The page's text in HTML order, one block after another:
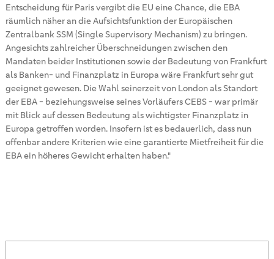
Entscheidung für Paris vergibt die EU eine Chance, die EBA
räumlich näher an die Aufsichtsfunktion der Europäischen
Zentralbank SSM (Single Supervisory Mechanism) zu bringen.
Angesichts zahlreicher Überschneidungen zwischen den
Mandaten beider Institutionen sowie der Bedeutung von Frankfurt
als Banken- und Finanzplatz in Europa wäre Frankfurt sehr gut
geeignet gewesen. Die Wahl seinerzeit von London als Standort
der EBA - beziehungsweise seines Vorläufers CEBS - war primär
mit Blick auf dessen Bedeutung als wichtigster Finanzplatz in
Europa getroffen worden. Insofern ist es bedauerlich, dass nun
offenbar andere Kriterien wie eine garantierte Mietfreiheit für die
EBA ein höheres Gewicht erhalten haben."